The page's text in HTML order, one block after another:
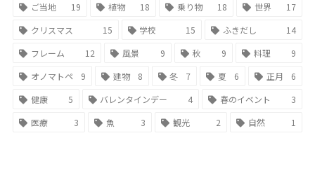
ご当地
19 植物 18 乗り物 18 世界
17
クリスマス
15 学校 15 ふきだし
14
フレーム
12 風景 9 秋 9 料理
9
オノマトペ
9 建物 8 冬 7 夏 6 正月
6
健康
5 バレンタインデー 4 春のイベント
3
医療
3 魚 3 観光 2 自然 1